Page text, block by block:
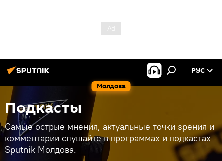
Молдова
РУС
Подкасты
Самые острые мнения, актуальные точки зрения и
комментарии слушайте в программах и подкастах
Sputnik Молдова.